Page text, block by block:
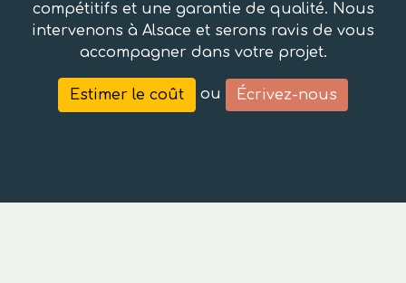
compétitifs et une garantie de qualité. Nous
intervenons à Alsace et serons ravis de vous
accompagner dans votre projet.
Estimer le coût ou Écrivez-nous